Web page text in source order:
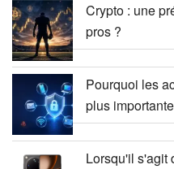
Crypto : une
pros ?
Pourquoi les
plus
Lorsqu'il s'agit